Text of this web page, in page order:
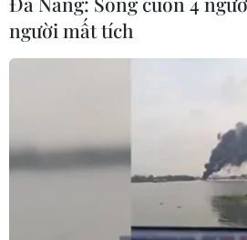
TIN CÙNG CHUYÊN MỤC
Khủng hoảng nắng nóng đẩy
người mất tích